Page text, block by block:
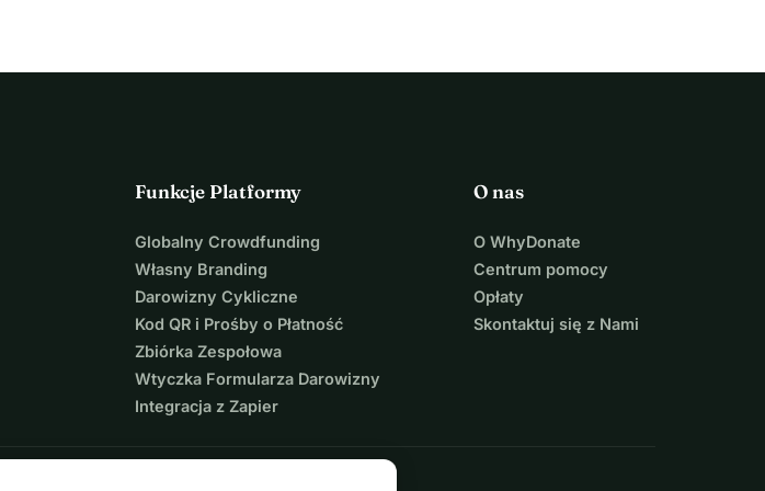
Funkcje Platformy
Globalny Crowdfunding
Własny Branding
Darowizny Cykliczne
Kod QR i Prośby o Płatność
Zbiórka Zespołowa
Wtyczka Formularza Darowizny
Integracja z Zapier
O nas
O WhyDonate
Centrum pomocy
Opłaty
Skontaktuj się z Nami